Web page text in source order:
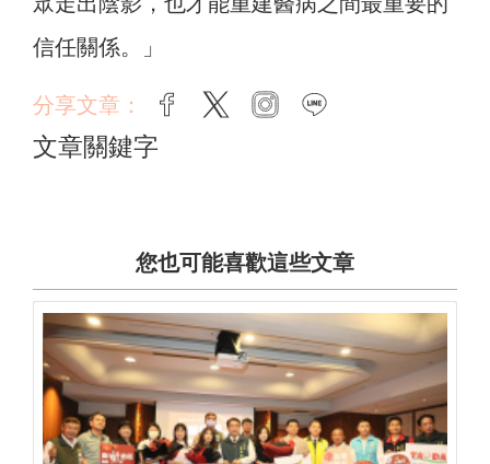
信任關係。」
分享文章： facebook
twitter instagram
文章關鍵字
您也可能喜歡這些文章